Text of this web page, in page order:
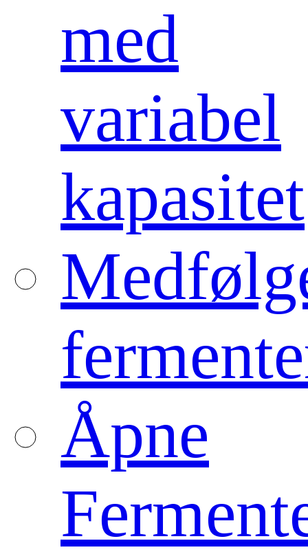
med
variabel
kapasitet
Åpne